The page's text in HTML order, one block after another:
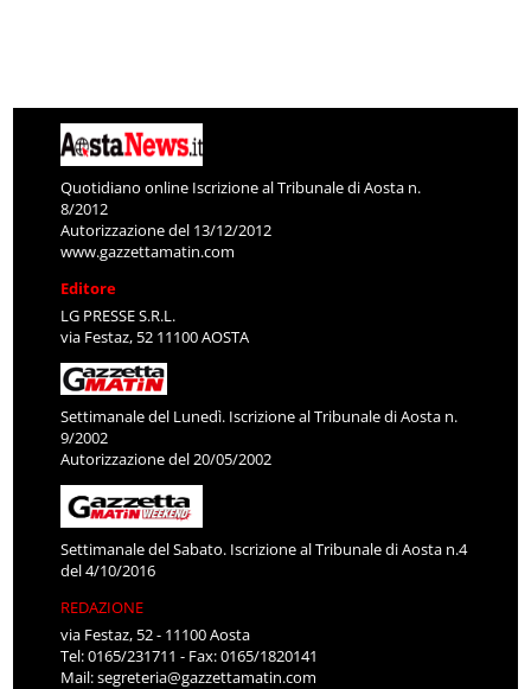
Quotidiano online Iscrizione al Tribunale di Aosta n.
8/2012
Autorizzazione del 13/12/2012
www.gazzettamatin.com
Editore
LG PRESSE S.R.L.
via Festaz, 52 11100 AOSTA
Settimanale del Lunedì. Iscrizione al Tribunale di Aosta n.
9/2002
Autorizzazione del 20/05/2002
Settimanale del Sabato. Iscrizione al Tribunale di Aosta n.4
del 4/10/2016
REDAZIONE
via Festaz, 52 - 11100 Aosta
Tel: 0165/231711 - Fax: 0165/1820141
Mail:segreteria@gazzettamatin.com